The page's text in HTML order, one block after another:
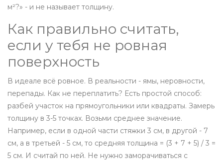
м²?» - и не называет толщину.
Как правильно считать,
если у тебя не ровная
поверхность
В идеале всё ровное. В реальности - ямы, неровности,
перепады. Как не переплатить? Есть простой способ:
разбей участок на прямоугольники или квадраты. Замерь
толщину в 3-5 точках. Возьми среднее значение.
Например, если в одной части стяжки 3 см, в другой - 7
см, а в третьей - 5 см, то средняя толщина = (3 + 7 + 5) / 3 =
5 см. И считай по ней. Не нужно заморачиваться с